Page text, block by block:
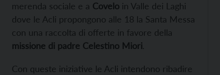
merenda sociale e a Covelo in Valle dei Laghi
dove le Acli propongono alle 18 la Santa Messa
con una raccolta di offerte in favore della
missione di padre Celestino Miori.
Con queste iniziative le Acli intendono ribadire